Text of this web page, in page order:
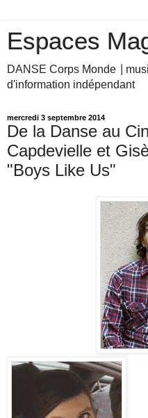
Espaces
DANSE Corps Monde ⎥
d'information indépendant
mercredi 3 septembre 2014
De la Danse au
Capdevielle et
"Boys Like Us"